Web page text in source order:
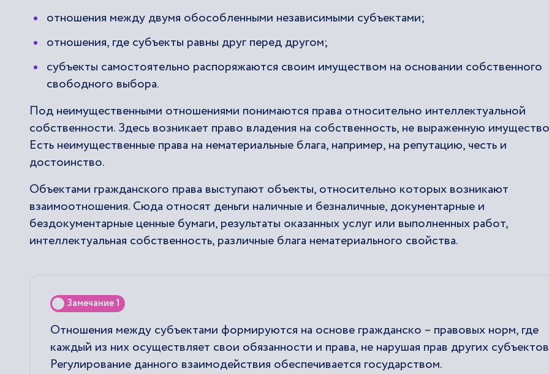
отношения между двумя обособленными независимыми субъектами;
отношения, где субъекты равны друг перед другом;
субъекты самостоятельно распоряжаются своим имуществом на основании собственного
свободного выбора.
Под неимущественными отношениями понимаются права относительно интеллектуальной
собственности. Здесь возникает право владения на собственность, не выраженную
Есть неимущественные права на нематериальные блага, например, на репутацию, честь и
достоинство.
Объектами гражданского права выступают объекты, относительно которых возникают
взаимоотношения. Сюда относят деньги наличные и безналичные, документарные и
бездокументарные ценные бумаги, результаты оказанных услуг или выполненных работ,
интеллектуальная собственность, различные блага нематериального свойства.
Замечание 1
Отношения между субъектами формируются на основе гражданско – правовых норм, где
каждый из них осуществляет свои обязанности и права, не нарушая прав других
Регулирование данного взаимодействия обеспечивается государством.